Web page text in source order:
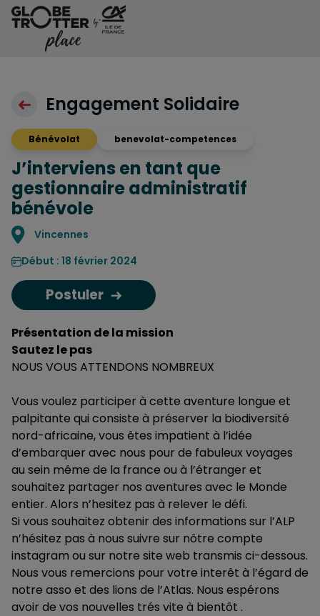
Aller au contenu
Engagement Solidaire
Bénévolat benevolat-competences
J’interviens en tant que
gestionnaire administratif
bénévole
Localisation
Vincennes
Début : 18 février 2024
Postuler
Présentation de la mission
Sautez le pas
NOUS VOUS ATTENDONS NOMBREUX
Vous voulez participer à cette aventure longue et
palpitante qui consiste à préserver la biodiversité
nord-africaine, vous êtes impatient à l’idée
d’embarquer avec nous pour de fabuleux voyages
au sein même de la france ou à l’étranger et
souhaitez partager nos aventures avec le Monde
entier. Alors n’hesitez pas à relever le défi.
Si vous souhaitez obtenir des informations sur l’ALP
n’hésitez pas à nous suivre sur nôtre compte
instagram ou sur notre site web transmis ci-dessous.
Nous vous remercions pour votre interêt à l’égard de
notre asso et des lions de l’Atlas. Nous espérons
avoir de vos nouvelles trés vite à bientôt .